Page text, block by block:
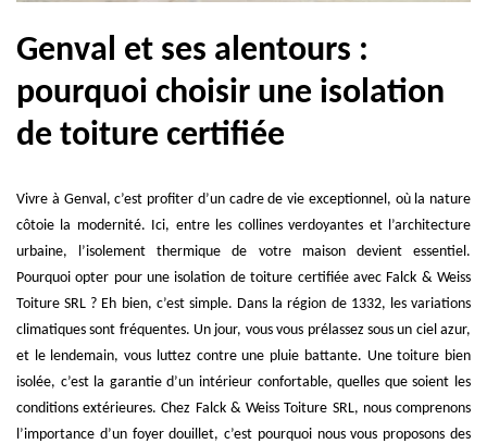
Genval et ses alentours :
pourquoi choisir une isolation
de toiture certifiée
Vivre à Genval, c’est profiter d’un cadre de vie exceptionnel, où la nature
côtoie la modernité. Ici, entre les collines verdoyantes et l’architecture
urbaine, l’isolement thermique de votre maison devient essentiel.
Pourquoi opter pour une isolation de toiture certifiée avec Falck & Weiss
Toiture SRL ? Eh bien, c’est simple. Dans la région de 1332, les variations
climatiques sont fréquentes. Un jour, vous vous prélassez sous un ciel azur,
et le lendemain, vous luttez contre une pluie battante. Une toiture bien
isolée, c’est la garantie d’un intérieur confortable, quelles que soient les
conditions extérieures. Chez Falck & Weiss Toiture SRL, nous comprenons
l’importance d’un foyer douillet, c’est pourquoi nous vous proposons des